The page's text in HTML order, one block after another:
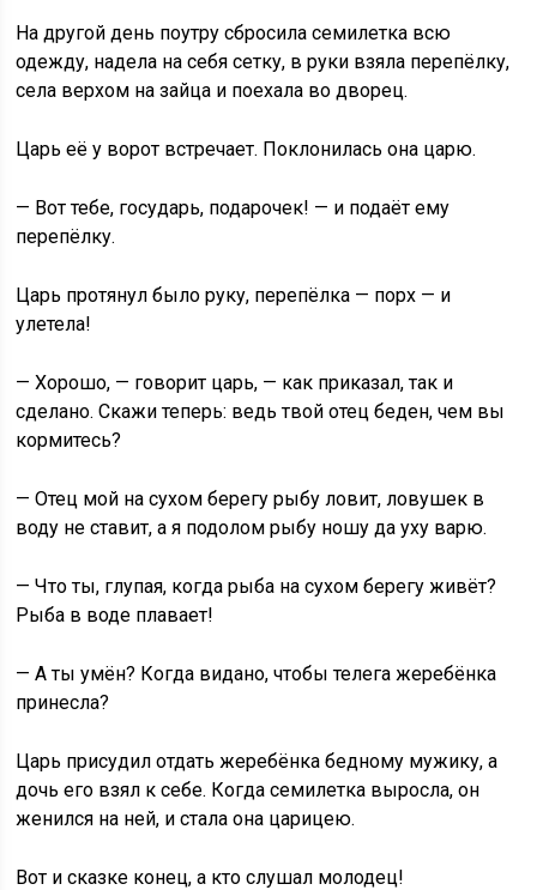
На другой день поутру сбросила семилетка всю
одежду, надела на себя сетку, в руки взяла перепёлку,
села верхом на зайца и поехала во дворец.
Царь её у ворот встречает. Поклонилась она царю.
— Вот тебе, государь, подарочек! — и подаёт ему
перепёлку.
Царь протянул было руку, перепёлка — порх — и
улетела!
— Хорошо, — говорит царь, — как приказал, так и
сделано. Скажи теперь: ведь твой отец беден, чем вы
кормитесь?
— Отец мой на сухом берегу рыбу ловит, ловушек в
воду не ставит, а я подолом рыбу ношу да уху варю.
— Что ты, глупая, когда рыба на сухом берегу живёт?
Рыба в воде плавает!
— А ты умён? Когда видано, чтобы телега жеребёнка
принесла?
Царь присудил отдать жеребёнка бедному мужику, а
дочь его взял к себе. Когда семилетка выросла, он
женился на ней, и стала она царицею.
Вот и сказке конец, а кто слушал молодец!